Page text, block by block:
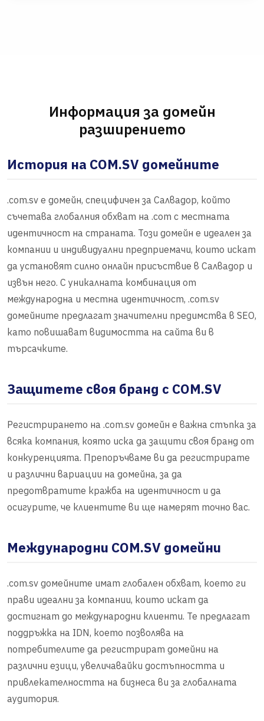
Информация за домейн
разширението
История на COM.SV домейните
.com.sv е домейн, специфичен за Салвадор, който
съчетава глобалния обхват на .com с местната
идентичност на страната. Този домейн е идеален за
компании и индивидуални предприемачи, които искат
да установят силно онлайн присъствие в Салвадор и
извън него. С уникалната комбинация от
международна и местна идентичност, .com.sv
домейните предлагат значителни предимства в SEO,
като повишават видимостта на сайта ви в
търсачките.
Защитете своя бранд с COM.SV
Регистрирането на .com.sv домейн е важна стъпка за
всяка компания, която иска да защити своя бранд от
конкуренцията. Препоръчваме ви да регистрирате
и различни вариации на домейна, за да
предотвратите кражба на идентичност и да
осигурите, че клиентите ви ще намерят точно вас.
Международни COM.SV домейни
.com.sv домейните имат глобален обхват, което ги
прави идеални за компании, които искат да
достигнат до международни клиенти. Те предлагат
поддръжка на IDN, което позволява на
потребителите да регистрират домейни на
различни езици, увеличавайки достъпността и
привлекателността на бизнеса ви за глобалната
аудитория.